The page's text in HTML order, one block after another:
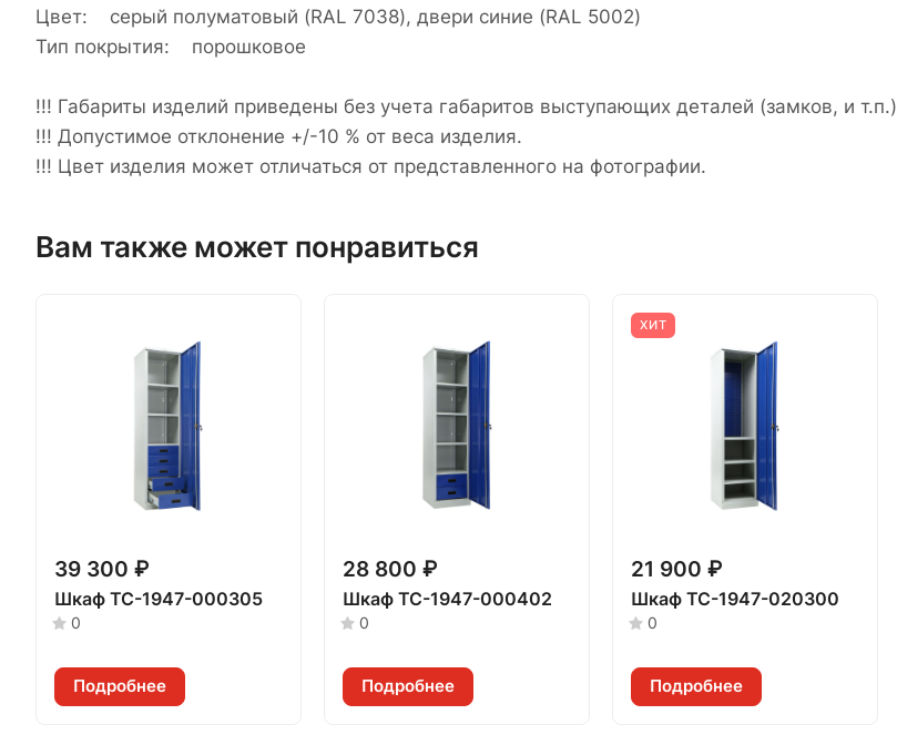
Цвет: cерый полуматовый (RAL 7038), двери синие (RAL 5002)
Тип покрытия: порошковое
!!! Габариты изделий приведены без учета габаритов выступающих деталей (замков, и т.п.)
!!! Допустимое отклонение +/-10 % от веса изделия.
!!! Цвет изделия может отличаться от представленного на фотографии.
Вам также может понравиться
39 300 ₽
Шкаф TC-1947-000305
0
Подробнее
28 800 ₽
Шкаф TC-1947-000402
0
Подробнее
ХИТ
21 900 ₽
Шкаф TC-1947-020300
0
Подробнее